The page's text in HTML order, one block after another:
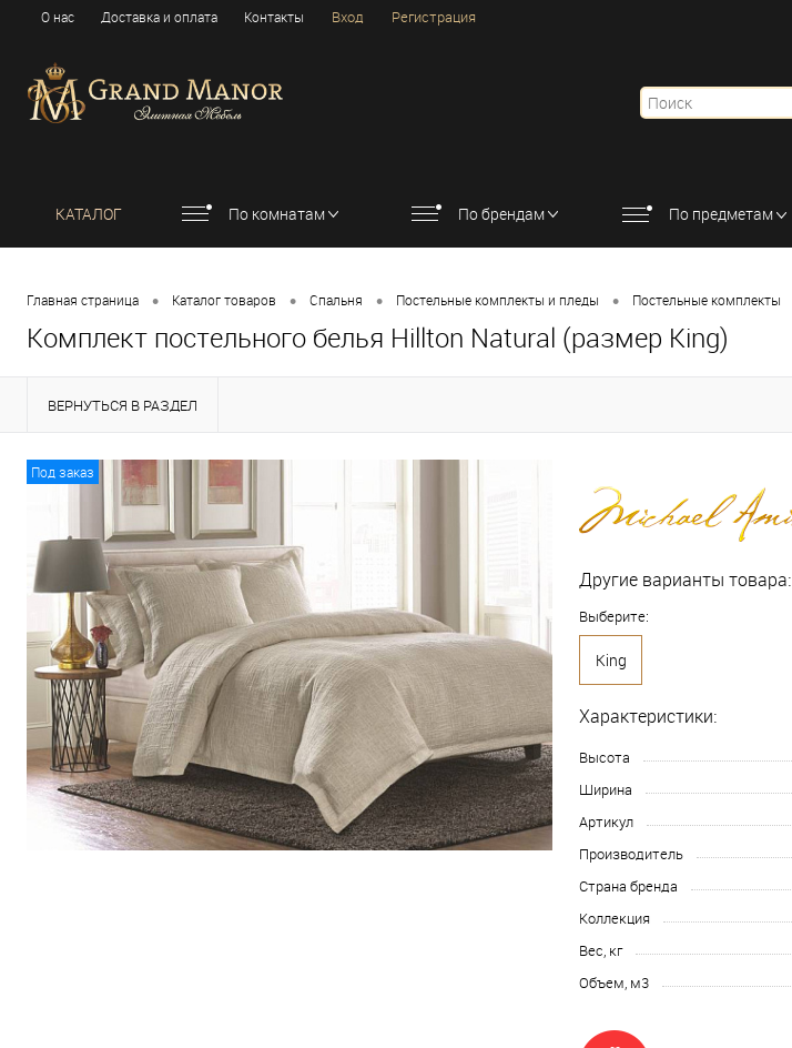
О нас Доставка и оплата Контакты Вход Регистрация
КАТАЛОГ По комнатам По брендам По предметам
Главная страница • Каталог товаров • Спальня • Постельные комплекты и пледы • Постельные комплекты
Комплект постельного белья Hillton Natural (размер King)
ВЕРНУТЬСЯ В РАЗДЕЛ
Под заказ
Другие варианты товара:
Выберите:
King
Характеристики:
Высота
Ширина
Артикул
Производитель
Страна бренда
Коллекция
Вес, кг
Объем, м3